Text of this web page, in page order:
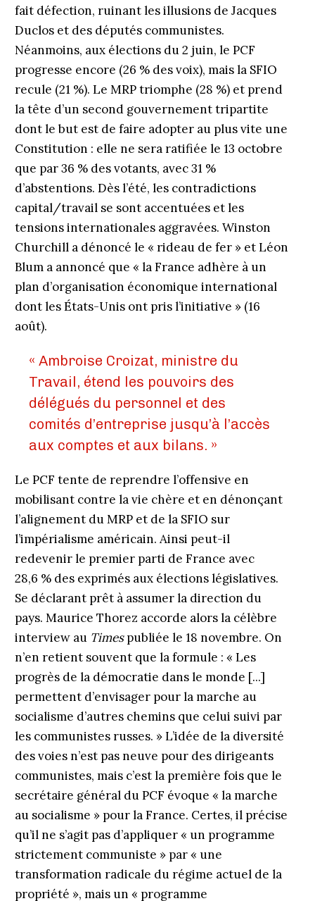
fait défection, ruinant les illusions de Jacques
Duclos et des députés communistes.
Néanmoins, aux élections du 2 juin, le PCF
progresse encore (26 % des voix), mais la SFIO
recule (21 %). Le MRP triomphe (28 %) et prend
la tête d’un second gouvernement tripartite
dont le but est de faire adopter au plus vite une
Constitution : elle ne sera ratifiée le 13 octobre
que par 36 % des votants, avec 31 %
d’abstentions. Dès l’été, les contradictions
capital/travail se sont accentuées et les
tensions internationales aggravées. Winston
Churchill a dénoncé le « rideau de fer » et Léon
Blum a annoncé que « la France adhère à un
plan d’organisation économique international
dont les États-Unis ont pris l’initiative » (16
août).
« Ambroise Croizat, ministre du
Travail, étend les pouvoirs des
délégués du personnel et des
comités d’entreprise jusqu’à l’accès
aux comptes et aux bilans. »
Le PCF tente de reprendre l’offensive en
mobilisant contre la vie chère et en dénonçant
l’alignement du MRP et de la SFIO sur
l’impérialisme américain. Ainsi peut-il
redevenir le premier parti de France avec
28,6 % des exprimés aux élections législatives.
Se déclarant prêt à assumer la direction du
pays. Maurice Thorez accorde alors la célèbre
interview au Timespubliée le 18 novembre. On
n’en retient souvent que la formule : « Les
progrès de la démocratie dans le monde [...]
permettent d’envisager pour la marche au
socialisme d’autres chemins que celui suivi par
les communistes russes. » L’idée de la diversité
des voies n’est pas neuve pour des dirigeants
communistes, mais c’est la première fois que le
secrétaire général du PCF évoque « la marche
au socialisme » pour la France. Certes, il précise
qu’il ne s’agit pas d’appliquer « un programme
strictement communiste » par « une
transformation radicale du régime actuel de la
propriété », mais un « programme